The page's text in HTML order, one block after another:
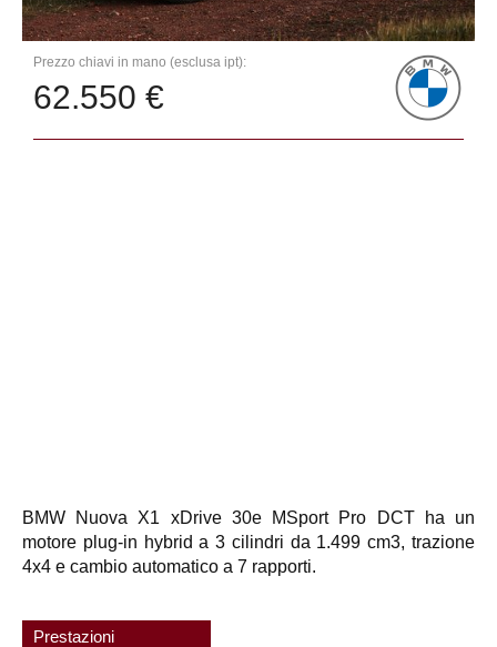
Prezzo chiavi in mano (esclusa ipt):
62.550 €
BMW Nuova X1 xDrive 30e MSport Pro DCT ha un
motore plug-in hybrid a 3 cilindri da 1.499 cm3, trazione
4x4 e cambio automatico a 7 rapporti.
Prestazioni